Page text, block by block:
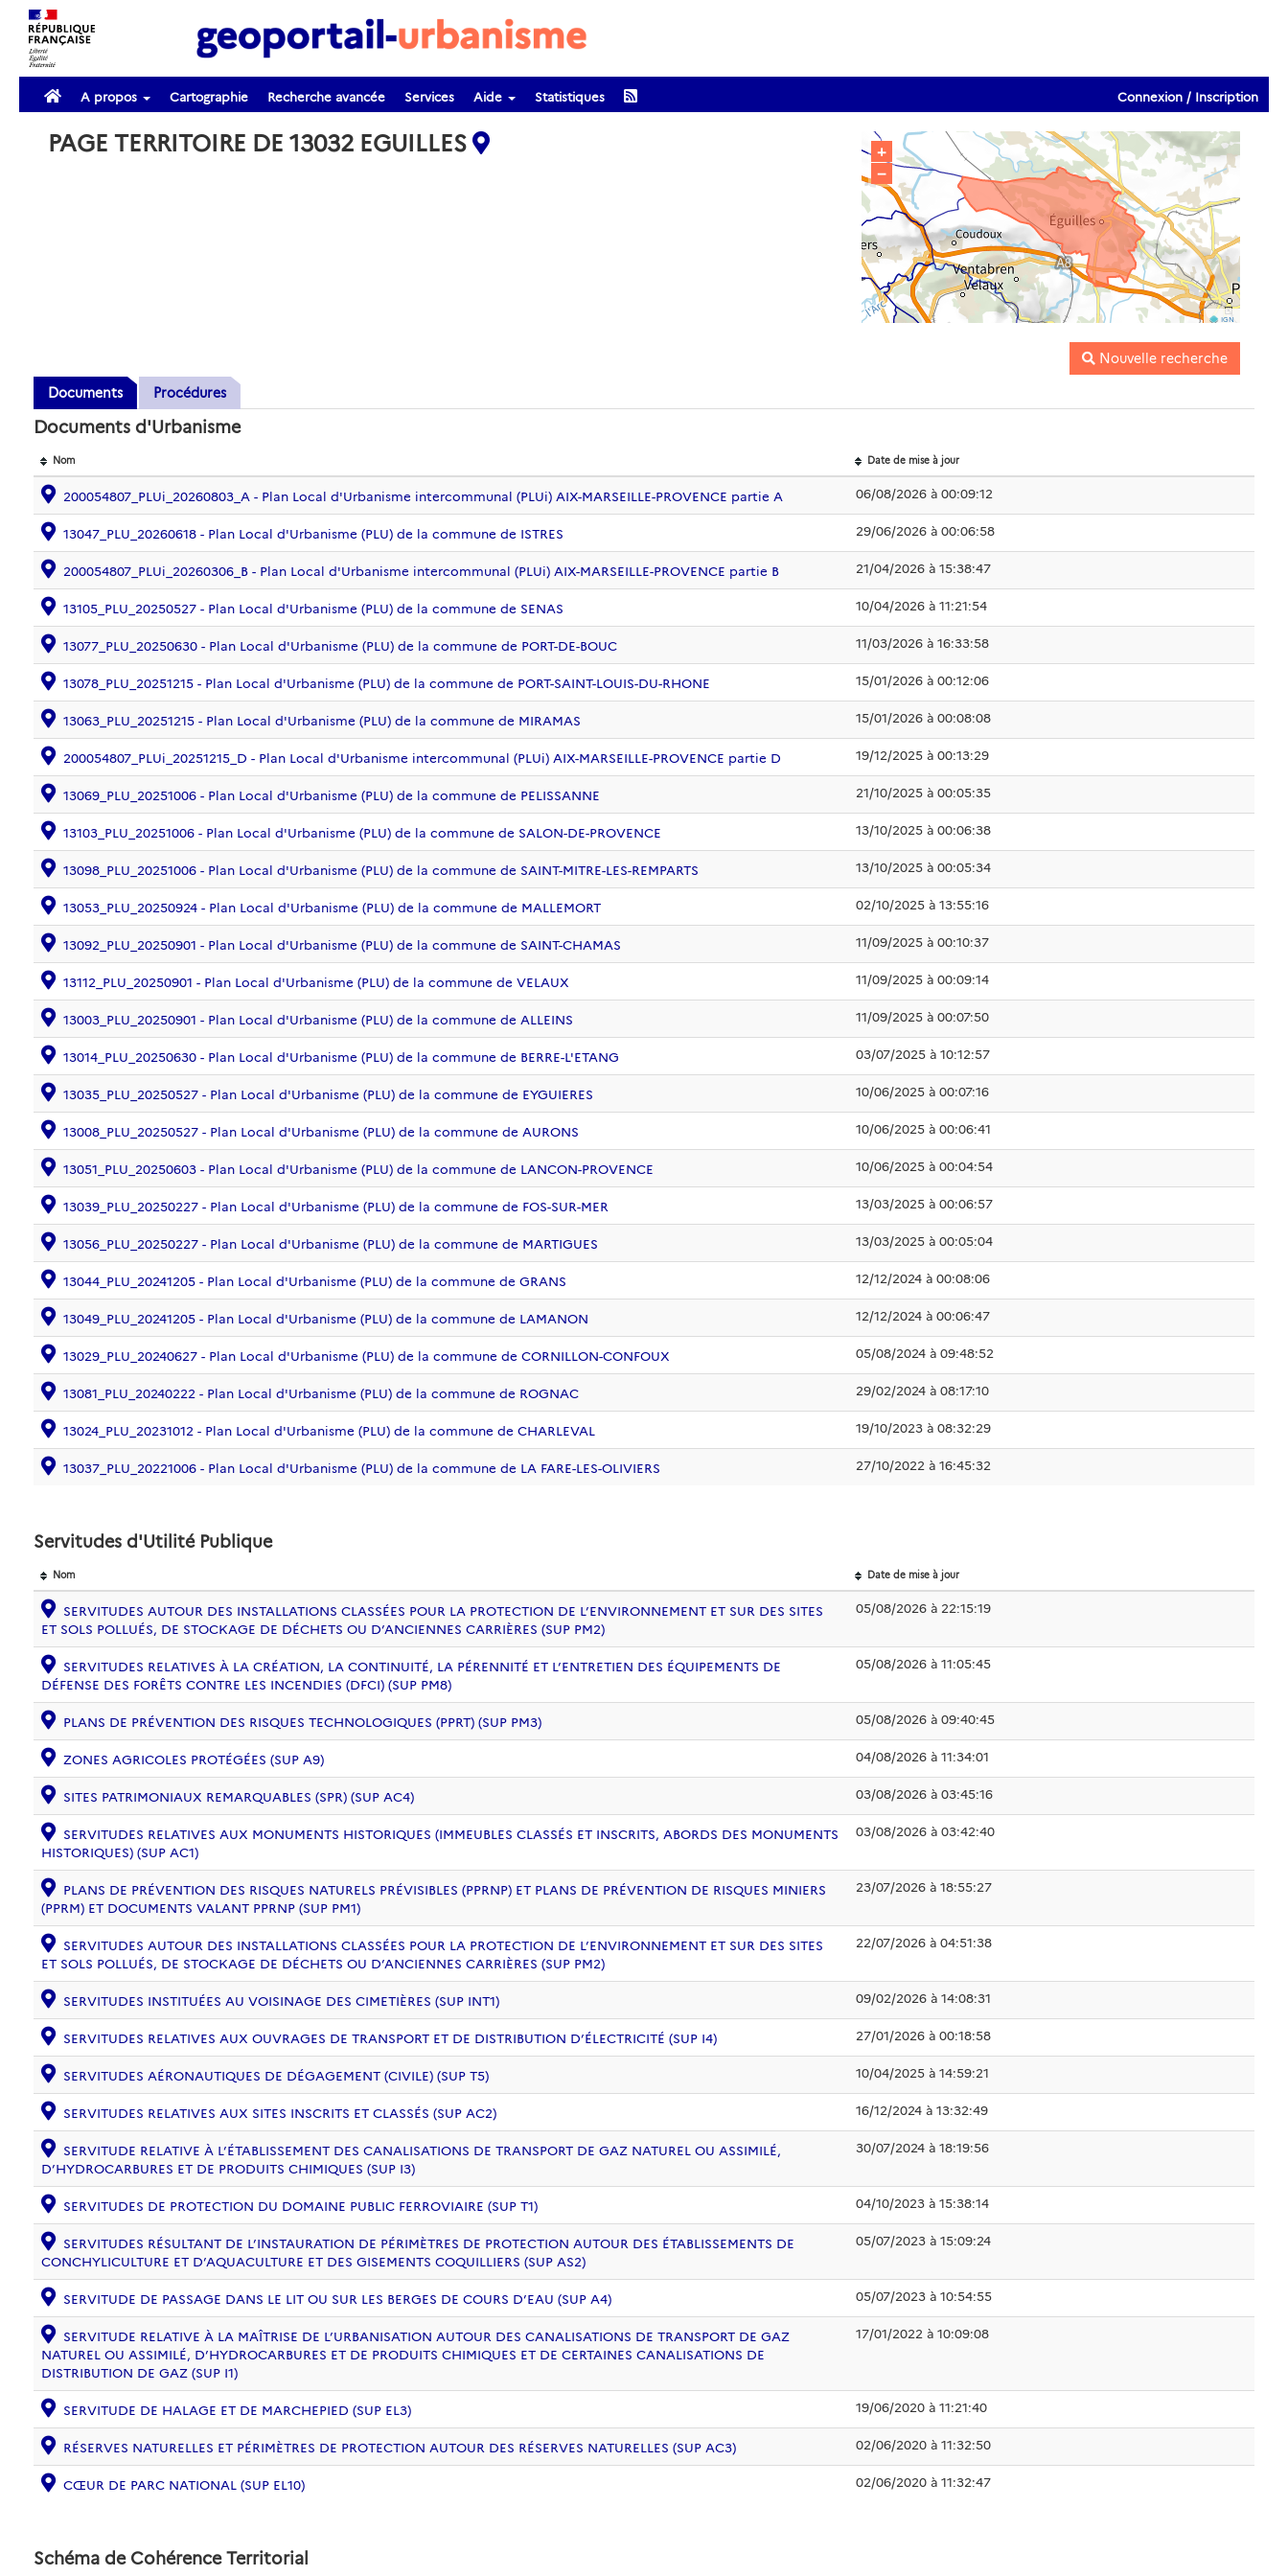
A propos Cartographie Recherche avancée Services Aide Statistiques Connexion / Inscription
PAGE TERRITOIRE DE 13032 EGUILLES
+
−
IGN
Nouvelle recherche
Documents
Procédures
Documents d'Urbanisme
Nom Date de mise à jour
200054807_PLUi_20260803_A - Plan Local d'Urbanisme intercommunal (PLUi) AIX-MARSEILLE-PROVENCE partie A 06/08/2026 à 00:09:12
13047_PLU_20260618 - Plan Local d'Urbanisme (PLU) de la commune de ISTRES 29/06/2026 à 00:06:58
200054807_PLUi_20260306_B - Plan Local d'Urbanisme intercommunal (PLUi) AIX-MARSEILLE-PROVENCE partie B 21/04/2026 à 15:38:47
13105_PLU_20250527 - Plan Local d'Urbanisme (PLU) de la commune de SENAS 10/04/2026 à 11:21:54
13077_PLU_20250630 - Plan Local d'Urbanisme (PLU) de la commune de PORT-DE-BOUC 11/03/2026 à 16:33:58
13078_PLU_20251215 - Plan Local d'Urbanisme (PLU) de la commune de PORT-SAINT-LOUIS-DU-RHONE 15/01/2026 à 00:12:06
13063_PLU_20251215 - Plan Local d'Urbanisme (PLU) de la commune de MIRAMAS 15/01/2026 à 00:08:08
200054807_PLUi_20251215_D - Plan Local d'Urbanisme intercommunal (PLUi) AIX-MARSEILLE-PROVENCE partie D 19/12/2025 à 00:13:29
13069_PLU_20251006 - Plan Local d'Urbanisme (PLU) de la commune de PELISSANNE 21/10/2025 à 00:05:35
13103_PLU_20251006 - Plan Local d'Urbanisme (PLU) de la commune de SALON-DE-PROVENCE 13/10/2025 à 00:06:38
13098_PLU_20251006 - Plan Local d'Urbanisme (PLU) de la commune de SAINT-MITRE-LES-REMPARTS 13/10/2025 à 00:05:34
13053_PLU_20250924 - Plan Local d'Urbanisme (PLU) de la commune de MALLEMORT 02/10/2025 à 13:55:16
13092_PLU_20250901 - Plan Local d'Urbanisme (PLU) de la commune de SAINT-CHAMAS 11/09/2025 à 00:10:37
13112_PLU_20250901 - Plan Local d'Urbanisme (PLU) de la commune de VELAUX 11/09/2025 à 00:09:14
13003_PLU_20250901 - Plan Local d'Urbanisme (PLU) de la commune de ALLEINS 11/09/2025 à 00:07:50
13014_PLU_20250630 - Plan Local d'Urbanisme (PLU) de la commune de BERRE-L'ETANG 03/07/2025 à 10:12:57
13035_PLU_20250527 - Plan Local d'Urbanisme (PLU) de la commune de EYGUIERES 10/06/2025 à 00:07:16
13008_PLU_20250527 - Plan Local d'Urbanisme (PLU) de la commune de AURONS 10/06/2025 à 00:06:41
13051_PLU_20250603 - Plan Local d'Urbanisme (PLU) de la commune de LANCON-PROVENCE 10/06/2025 à 00:04:54
13039_PLU_20250227 - Plan Local d'Urbanisme (PLU) de la commune de FOS-SUR-MER 13/03/2025 à 00:06:57
13056_PLU_20250227 - Plan Local d'Urbanisme (PLU) de la commune de MARTIGUES 13/03/2025 à 00:05:04
13044_PLU_20241205 - Plan Local d'Urbanisme (PLU) de la commune de GRANS 12/12/2024 à 00:08:06
13049_PLU_20241205 - Plan Local d'Urbanisme (PLU) de la commune de LAMANON 12/12/2024 à 00:06:47
13029_PLU_20240627 - Plan Local d'Urbanisme (PLU) de la commune de CORNILLON-CONFOUX 05/08/2024 à 09:48:52
13081_PLU_20240222 - Plan Local d'Urbanisme (PLU) de la commune de ROGNAC 29/02/2024 à 08:17:10
13024_PLU_20231012 - Plan Local d'Urbanisme (PLU) de la commune de CHARLEVAL 19/10/2023 à 08:32:29
13037_PLU_20221006 - Plan Local d'Urbanisme (PLU) de la commune de LA FARE-LES-OLIVIERS 27/10/2022 à 16:45:32
Servitudes d'Utilité Publique
Nom Date de mise à jour
SERVITUDES AUTOUR DES INSTALLATIONS CLASSÉES POUR LA PROTECTION DE L’ENVIRONNEMENT ET SUR DES SITES
ET SOLS POLLUÉS, DE STOCKAGE DE DÉCHETS OU D’ANCIENNES CARRIÈRES (SUP PM2)
05/08/2026 à 22:15:19
SERVITUDES RELATIVES À LA CRÉATION, LA CONTINUITÉ, LA PÉRENNITÉ ET L’ENTRETIEN DES ÉQUIPEMENTS DE
DÉFENSE DES FORÊTS CONTRE LES INCENDIES (DFCI) (SUP PM8)
05/08/2026 à 11:05:45
PLANS DE PRÉVENTION DES RISQUES TECHNOLOGIQUES (PPRT) (SUP PM3) 05/08/2026 à 09:40:45
ZONES AGRICOLES PROTÉGÉES (SUP A9) 04/08/2026 à 11:34:01
SITES PATRIMONIAUX REMARQUABLES (SPR) (SUP AC4) 03/08/2026 à 03:45:16
SERVITUDES RELATIVES AUX MONUMENTS HISTORIQUES (IMMEUBLES CLASSÉS ET INSCRITS, ABORDS DES MONUMENTS
HISTORIQUES) (SUP AC1)
03/08/2026 à 03:42:40
PLANS DE PRÉVENTION DES RISQUES NATURELS PRÉVISIBLES (PPRNP) ET PLANS DE PRÉVENTION DE RISQUES MINIERS
(PPRM) ET DOCUMENTS VALANT PPRNP (SUP PM1)
23/07/2026 à 18:55:27
SERVITUDES AUTOUR DES INSTALLATIONS CLASSÉES POUR LA PROTECTION DE L’ENVIRONNEMENT ET SUR DES SITES
ET SOLS POLLUÉS, DE STOCKAGE DE DÉCHETS OU D’ANCIENNES CARRIÈRES (SUP PM2)
22/07/2026 à 04:51:38
SERVITUDES INSTITUÉES AU VOISINAGE DES CIMETIÈRES (SUP INT1) 09/02/2026 à 14:08:31
SERVITUDES RELATIVES AUX OUVRAGES DE TRANSPORT ET DE DISTRIBUTION D’ÉLECTRICITÉ (SUP I4) 27/01/2026 à 00:18:58
SERVITUDES AÉRONAUTIQUES DE DÉGAGEMENT (CIVILE) (SUP T5) 10/04/2025 à 14:59:21
SERVITUDES RELATIVES AUX SITES INSCRITS ET CLASSÉS (SUP AC2) 16/12/2024 à 13:32:49
SERVITUDE RELATIVE À L’ÉTABLISSEMENT DES CANALISATIONS DE TRANSPORT DE GAZ NATUREL OU ASSIMILÉ,
D’HYDROCARBURES ET DE PRODUITS CHIMIQUES (SUP I3)
30/07/2024 à 18:19:56
SERVITUDES DE PROTECTION DU DOMAINE PUBLIC FERROVIAIRE (SUP T1) 04/10/2023 à 15:38:14
SERVITUDES RÉSULTANT DE L’INSTAURATION DE PÉRIMÈTRES DE PROTECTION AUTOUR DES ÉTABLISSEMENTS DE
CONCHYLICULTURE ET D’AQUACULTURE ET DES GISEMENTS COQUILLIERS (SUP AS2)
05/07/2023 à 15:09:24
SERVITUDE DE PASSAGE DANS LE LIT OU SUR LES BERGES DE COURS D’EAU (SUP A4) 05/07/2023 à 10:54:55
SERVITUDE RELATIVE À LA MAÎTRISE DE L’URBANISATION AUTOUR DES CANALISATIONS DE TRANSPORT DE GAZ
NATUREL OU ASSIMILÉ, D’HYDROCARBURES ET DE PRODUITS CHIMIQUES ET DE CERTAINES CANALISATIONS DE
DISTRIBUTION DE GAZ (SUP I1)
17/01/2022 à 10:09:08
SERVITUDE DE HALAGE ET DE MARCHEPIED (SUP EL3) 19/06/2020 à 11:21:40
RÉSERVES NATURELLES ET PÉRIMÈTRES DE PROTECTION AUTOUR DES RÉSERVES NATURELLES (SUP AC3) 02/06/2020 à 11:32:50
CŒUR DE PARC NATIONAL (SUP EL10) 02/06/2020 à 11:32:47
Schéma de Cohérence Territorial